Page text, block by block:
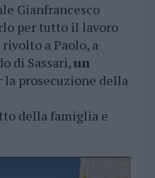
Gianfrancesco
per tutto il lavoro
a Paolo, a
di Sassari,un
prosecuzione della
della famiglia e